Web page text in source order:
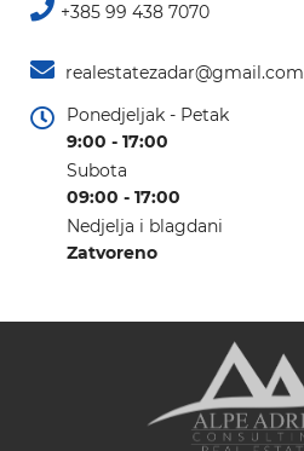
+385 99 438 7070
realestatezadar@gmail.com
Ponedjeljak - Petak
9:00 - 17:00
Subota
09:00 - 17:00
Nedjelja i blagdani
Zatvoreno